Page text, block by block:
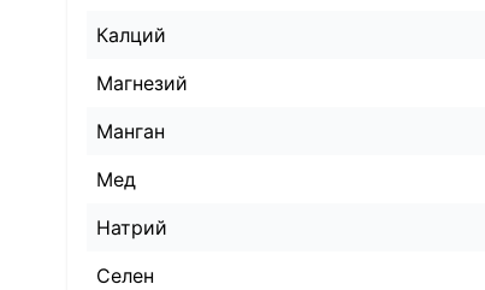
Калций
Магнезий
Манган
Мед
Натрий
Селен